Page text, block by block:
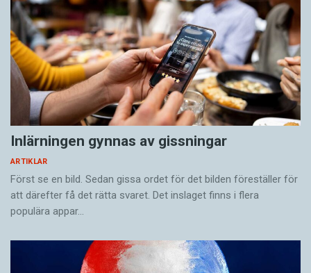
Inlärningen gynnas av gissningar
ARTIKLAR
Först se en bild. Sedan gissa ordet för det bilden föreställer för
att därefter få det rätta svaret. Det inslaget finns i flera
populära appar…